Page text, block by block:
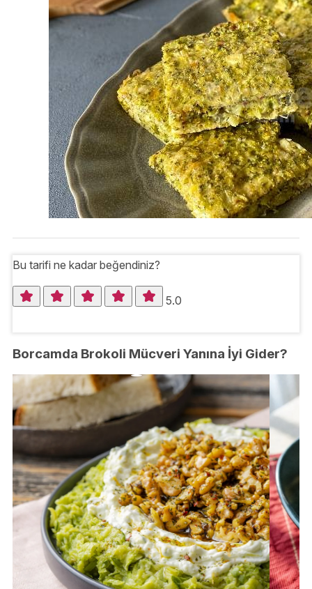
Bu tarifi ne kadar beğendiniz?
5.0
Borcamda Brokoli Mücveri Yanına İyi Gider?